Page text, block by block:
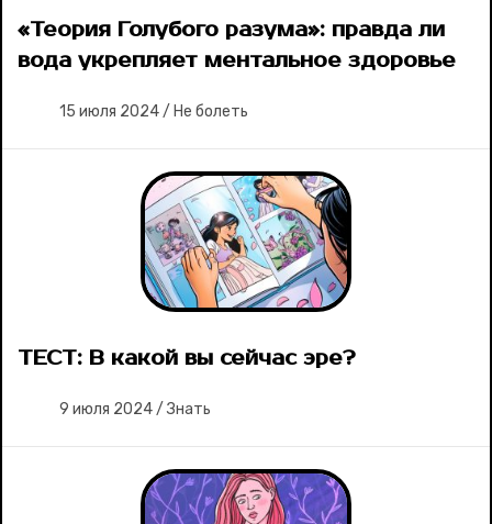
«Теория Голубого разума»: правда ли
вода укрепляет ментальное здоровье
15 июля 2024/ Не болеть
ТЕСТ: В какой вы сейчас эре?
9 июля 2024/ Знать